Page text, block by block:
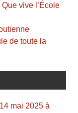
Que vive l’École
de toute la
mai 2025 à